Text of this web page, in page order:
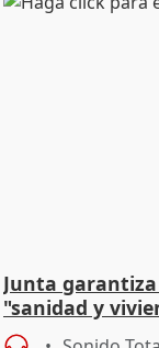
Junta
"sanidad y